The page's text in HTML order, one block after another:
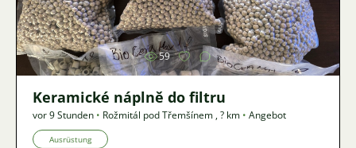
Bild
59
Keramické náplně do filtru
vor 9 Stunden • Rožmitál pod Třemšínem ,? km • Angebot
Ausrüstung